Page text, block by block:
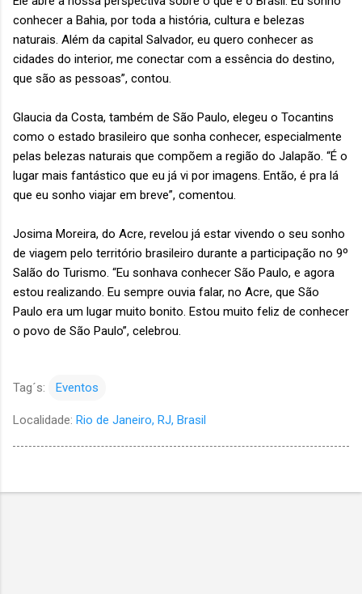
conhecer a Bahia, por toda a história, cultura e belezas
naturais. Além da capital Salvador, eu quero conhecer as
cidades do interior, me conectar com a essência do destino,
que são as pessoas”, contou.
Glaucia da Costa, também de São Paulo, elegeu o Tocantins
como o estado brasileiro que sonha conhecer, especialmente
pelas belezas naturais que compõem a região do Jalapão. “É o
lugar mais fantástico que eu já vi por imagens. Então, é pra lá
que eu sonho viajar em breve”, comentou.
Josima Moreira, do Acre, revelou já estar vivendo o seu sonho
de viagem pelo território brasileiro durante a participação no 9º
Salão do Turismo. “Eu sonhava conhecer São Paulo, e agora
estou realizando. Eu sempre ouvia falar, no Acre, que São
Paulo era um lugar muito bonito. Estou muito feliz de conhecer
o povo de São Paulo”, celebrou.
Tag´s: Eventos
Localidade: Rio de Janeiro, RJ, Brasil